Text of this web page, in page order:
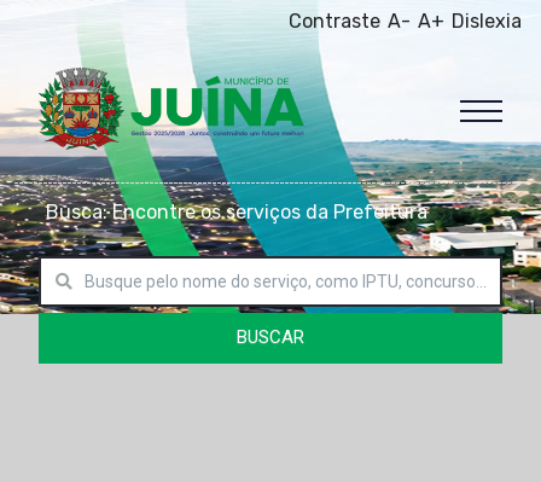
Contraste A- A+ Dislexia
Busca: Encontre os serviços da Prefeitura
BUSCAR